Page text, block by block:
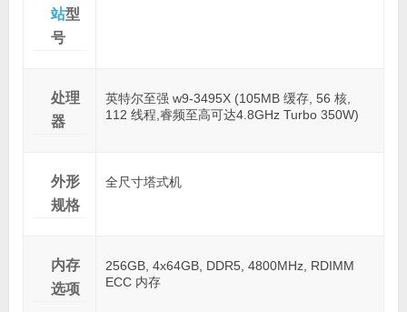
站型
号
处理
器
英特尔至强 w9-3495X (105MB 缓存, 56 核,
112 线程,睿频至高可达4.8GHz Turbo 350W)
外形
规格
全尺寸塔式机
内存
选项
256GB, 4x64GB, DDR5, 4800MHz, RDIMM
ECC 内存